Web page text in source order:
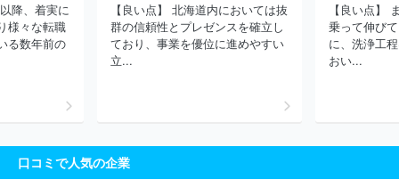
会社
株式会社荏原製作所 日本トムソン株式会社
川崎重工業株
式会社
株式会社技研製作所 株式会社アイエイアイ
ほか(4294
件)
降、着実に
様々な転職
る数年前の
【良い点】 北海道内においては抜
群の信頼性とプレゼンスを確立し
ており、事業を優位に進めやすい
立...
【良い点】
乗って伸び
に、洗浄工
おい...
口コミで人気の企業